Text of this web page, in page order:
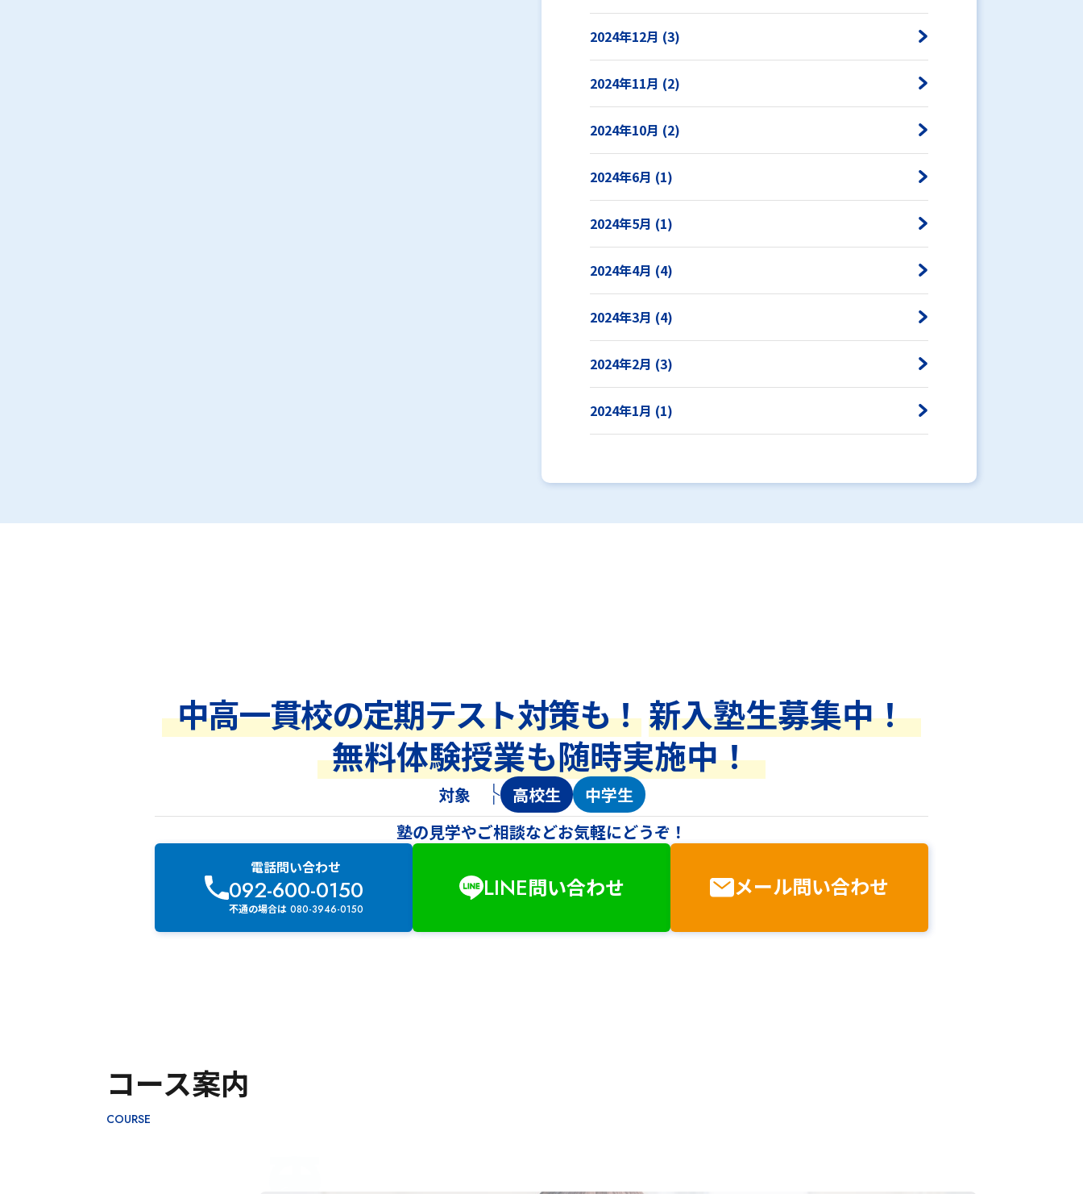
2024年12月 (3)
2024年11月 (2)
2024年10月 (2)
2024年6月 (1)
2024年5月 (1)
2024年4月 (4)
2024年3月 (4)
2024年2月 (3)
2024年1月 (1)
中高一貫校の定期テスト対策も！新入塾生募集中！
無料体験授業も随時実施中！
対象 高校生
中学生
塾の見学やご相談などお気軽にどうぞ！
電話問い合わせ
092-600-0150
不通の場合は 080-3946-0150
LINE問い合わせ メール問い合わせ
コース案内
COURSE